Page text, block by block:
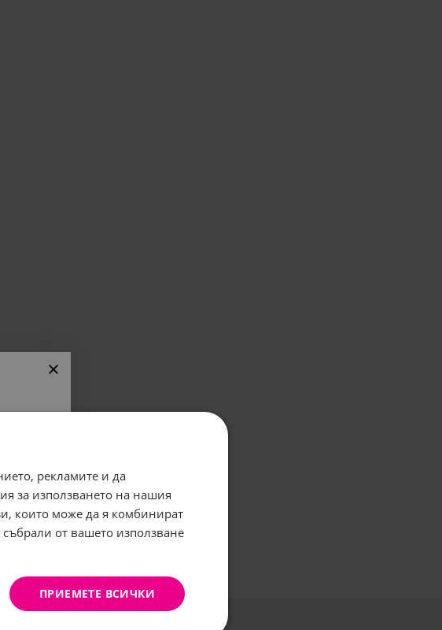
рекламите и да
за използването на нашия
които може да я комбинират
от вашето използване
ПРИЕМЕТЕ ВСИЧКИ